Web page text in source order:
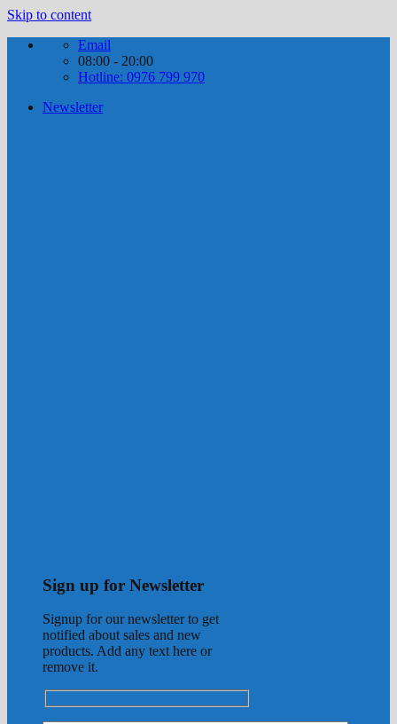
Skip to content
Email
08:00 - 20:00
Hotline: 0976 799 970
Newsletter
Sign up for Newsletter
Signup for our newsletter to get
notified about sales and new
products. Add any text here or
remove it.